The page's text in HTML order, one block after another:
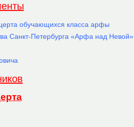
обучающихся класса арфы
Санкт-Петербурга «Арфа над Невой»